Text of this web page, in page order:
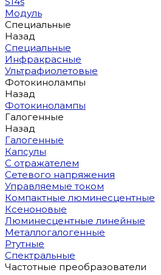
Модуль
Специальные
Назад
Специальные
Инфракрасные
Ультрафиолетовые
Фотокинолампы
Назад
Фотокинолампы
Галогенные
Назад
Галогенные
Капсулы
С отражателем
Сетевого напряжения
Управляемые током
Компактные люминесцентные
Ксеноновые
Люминесцентные линейные
Металлогалогенные
Ртутные
Спектральные
Частотные преобразователи